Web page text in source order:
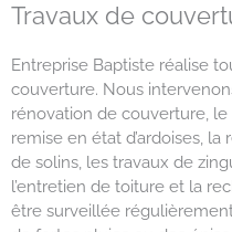
Travaux de
Entreprise Baptiste réalise
couverture. Nous
rénovation de couverture,
remise en état d’ardoises,
de solins, les travaux de
l’entretien de toiture et la
être surveillée